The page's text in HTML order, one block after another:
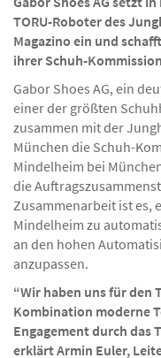
TORU-Roboter des
Magazino ein und
ihrer Schuh-
Gabor Shoes AG, ein
einer der größten
zusammen mit der
München die Schuh-
Mindelheim bei
die
Zusammenarbeit ist es,
Mindelheim zu
an den hohen
anzupassen.
“Wir haben uns für den
Kombination moderne
Engagement durch das
erklärt Armin Euler,